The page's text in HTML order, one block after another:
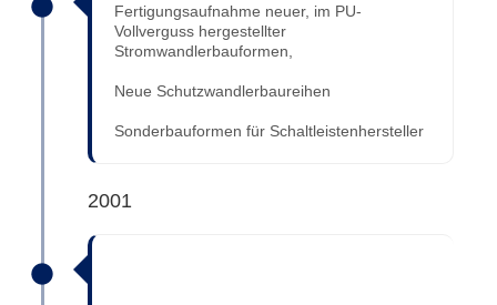
Fertigungsaufnahme neuer, im PU-
Vollverguss hergestellter
Stromwandlerbauformen,
Neue Schutzwandlerbaureihen
Sonderbauformen für Schaltleistenhersteller
2001